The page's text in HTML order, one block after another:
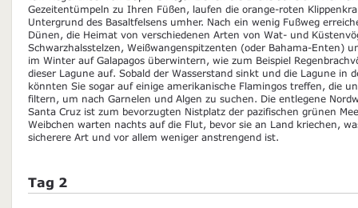
Gezeitentümpeln zu Ihren Füßen, laufen die orange-roten
Untergrund des Basaltfelsens umher. Nach ein wenig Fußweg
Dünen, die Heimat von verschiedenen Arten von Wat- und
Schwarzhalsstelzen, Weißwangenspitzenten (oder Bahama-Enten)
im Winter auf Galapagos überwintern, wie zum Beispiel
dieser Lagune auf. Sobald der Wasserstand sinkt und die Lagune in
könnten Sie sogar auf einige amerikanische Flamingos treffen, die
filtern, um nach Garnelen und Algen zu suchen. Die entlegene
Santa Cruz ist zum bevorzugten Nistplatz der pazifischen grünen
Weibchen warten nachts auf die Flut, bevor sie an Land kriechen,
sicherere Art und vor allem weniger anstrengend ist.
Tag 2